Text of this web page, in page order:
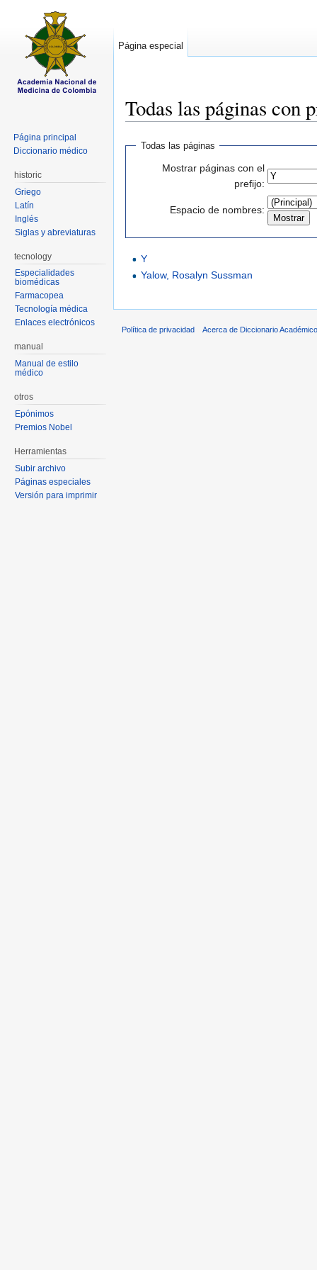
Todas las páginas con
Todas las páginas
Mostrar páginas con el
prefijo:
Espacio de nombres:
Y
Yalow, Rosalyn Sussman
Página especial
Página principal
Diccionario médico
historic
Griego
Latín
Inglés
Siglas y abreviaturas
tecnology
Especialidades
biomédicas
Farmacopea
Tecnología médica
Enlaces electrónicos
manual
Manual de estilo
médico
otros
Epónimos
Premios Nobel
Herramientas
Subir archivo
Páginas especiales
Versión para imprimir
Política de privacidad Acerca de Diccionario